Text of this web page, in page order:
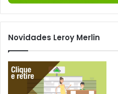
Novidades Leroy Merlin